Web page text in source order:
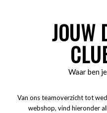
JOUW
Waar ben
Van ons teamoverzicht tot
webshop, vind hieronder